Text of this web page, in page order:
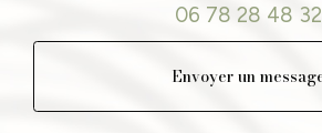
06 78 28 48 32
Envoyer un